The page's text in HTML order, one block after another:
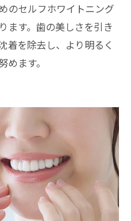
のセルフホワイトニング
ます。歯の美しさを引き
着を除去し、より明るく
ます。